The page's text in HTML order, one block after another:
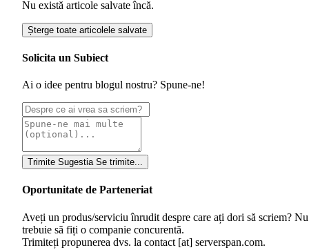
Nu există articole salvate încă.
Șterge toate articolele salvate
Solicita un Subiect
Ai o idee pentru blogul nostru? Spune-ne!
Trimite Sugestia Se trimite...
Oportunitate de Parteneriat
Aveți un produs/serviciu înrudit despre care ați dori să scriem? Nu
trebuie să fiți o companie concurentă.
Trimiteți propunerea dvs. la contact [at] serverspan.com.